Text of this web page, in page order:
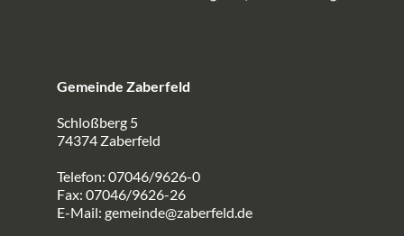
Gemeinde Zaberfeld
Schloßberg 5
74374 Zaberfeld
Telefon: 07046/9626-0
Fax: 07046/9626-26
E-Mail: gemeinde@zaberfeld.de